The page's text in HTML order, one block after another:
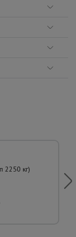
2250 кг)